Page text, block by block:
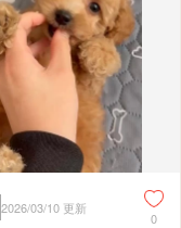
2026/03/10 更新
0